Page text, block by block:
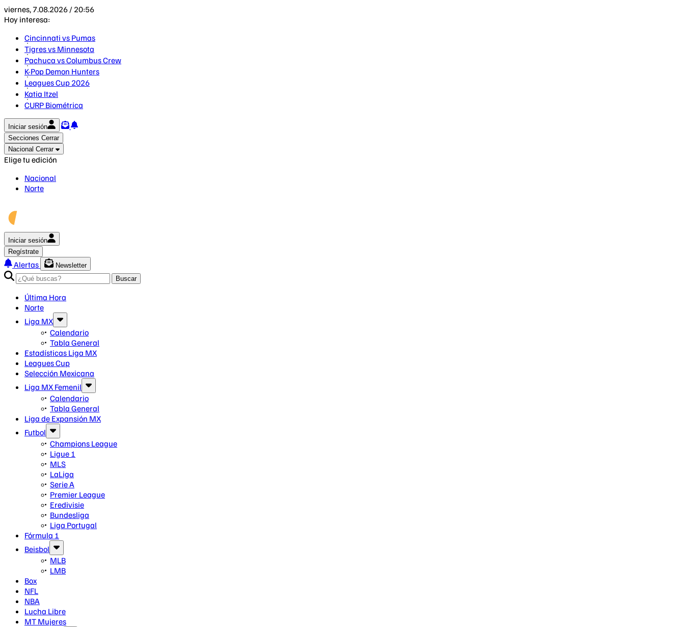
viernes, 7.08.2026 / 20:56
Hoy interesa:
Cincinnati vs Pumas
Tigres vs Minnesota
Pachuca vs Columbus Crew
K-Pop Demon Hunters
Leagues Cup 2026
Katia Itzel
CURP Biométrica
Iniciar sesión
Secciones Cerrar
Nacional Cerrar
Elige tu edición
Nacional
Norte
Iniciar sesión
Regístrate
Alertas
Newsletter
Buscar
Última Hora
Norte
Liga MX
Calendario
Tabla General
Estadísticas Liga MX
Leagues Cup
Selección Mexicana
Liga MX Femenil
Calendario
Tabla General
Liga de Expansión MX
Futbol
Champions League
Ligue 1
MLS
LaLiga
Serie A
Premier League
Eredivisie
Bundesliga
Liga Portugal
Fórmula 1
Beisbol
MLB
LMB
Box
NFL
NBA
Lucha Libre
MT Mujeres